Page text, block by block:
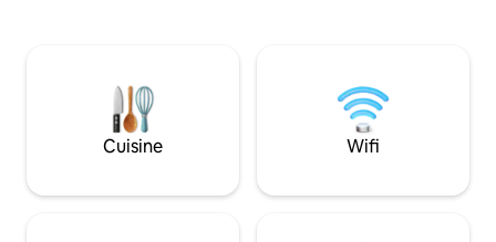
siècle. Avec un décor audacieux,
fusionnant des éléments contemporains
et classiques, tous les espaces, du
penthouse aux suites en passant par le
garantir confort, sérénité et plaisir à ses
les sites
Heroismo,
mondial de
Cuisine Wifi